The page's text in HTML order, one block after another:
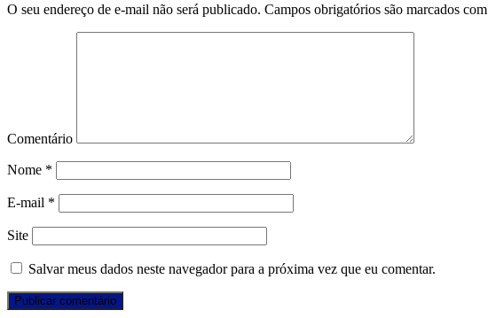
O seu endereço de e-mail não será publicado. Campos obrigatórios são marcados com
Comentário
Nome *
E-mail *
Site
Salvar meus dados neste navegador para a próxima vez que eu comentar.